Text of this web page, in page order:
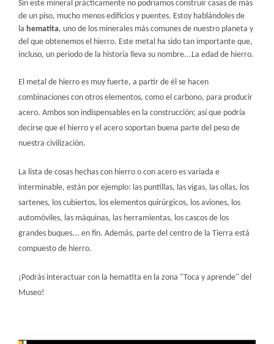
Sin este mineral prácticamente no podríamos construir casas de más
de un piso, mucho menos edificios y puentes. Estoy hablándoles de
la hematita, uno de los minerales más comunes de nuestro planeta y
del que obtenemos el hierro. Este metal ha sido tan importante que,
incluso, un periodo de la historia lleva su nombre...La edad de hierro.
El metal de hierro es muy fuerte, a partir de él se hacen
combinaciones con otros elementos, como el carbono, para producir
acero. Ambos son indispensables en la construcción; así que podría
decirse que el hierro y el acero soportan buena parte del peso de
nuestra civilización.
La lista de cosas hechas con hierro o con acero es variada e
interminable, están por ejemplo: las puntillas, las vigas, las ollas, los
sartenes, los cubiertos, los elementos quirúrgicos, los aviones, los
automóviles, las máquinas, las herramientas, los cascos de los
grandes buques... en fin. Además, parte del centro de la Tierra está
compuesto de hierro.
¡Podrás interactuar con la hematita en la zona "Toca y aprende" del
Museo!